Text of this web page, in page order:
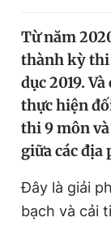
Video
Sản phẩm khác
Thông tin
Từ năm
thành kỳ thi
dục 2019.
thực hiện
thi 9 môn
giữa các địa
Đây là giải
bạch và cải